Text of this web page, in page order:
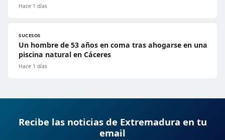
Hace 1 días
SUCESOS
Un hombre de 53 años en coma tras ahogarse en una
piscina natural en Cáceres
Hace 1 días
Recibe las noticias de Extremadura en tu
email